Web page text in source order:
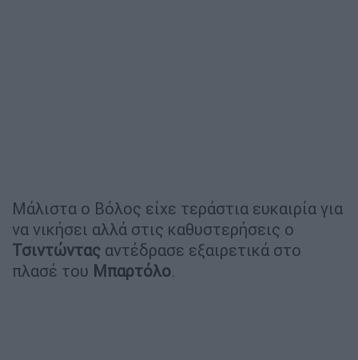
Μάλιστα ο Βόλος είχε τεράστια ευκαιρία για
να νικήσει αλλά στις καθυστερήσεις ο
Τσιντώντας αντέδρασε εξαιρετικά στο
πλασέ του Μπαρτόλο.